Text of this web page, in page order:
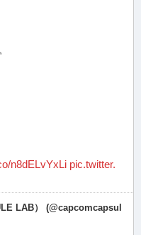
n8dELvYxLi pic.twitter.